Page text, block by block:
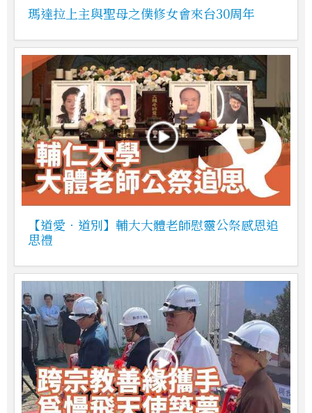
瑪達拉上主與聖母之僕修女會來台30周年
【道愛．道別】輔大大體老師慰靈公祭感恩追
思禮